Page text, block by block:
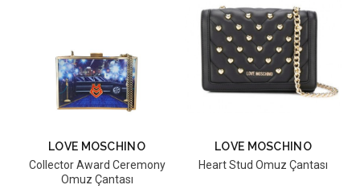
LOVE MOSCHINO
Collector Award Ceremony
Omuz Çantası
LOVE MOSCHINO
Heart Stud Omuz Çantası